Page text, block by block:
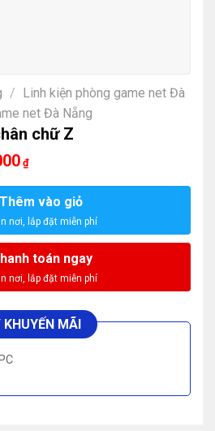
/
Linh kiện phòng game net Đà
net Đà Nẵng
chữ Z
₫Giá
hiện
tại
là:
1.350.000₫.
Thêm vào giỏ
toán ngay
MÃI